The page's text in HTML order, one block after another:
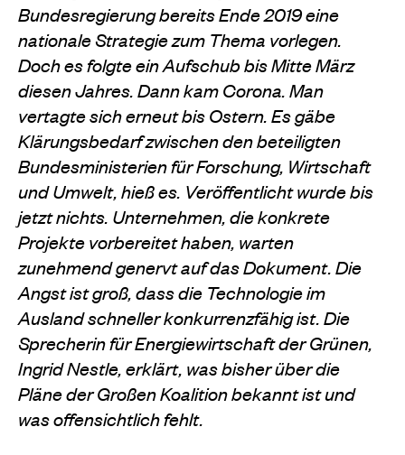
Bundesregierung bereits Ende 2019 eine
nationale Strategie zum Thema vorlegen.
Doch es folgte ein Aufschub bis Mitte März
diesen Jahres. Dann kam Corona. Man
vertagte sich erneut bis Ostern. Es gäbe
Klärungsbedarf zwischen den beteiligten
Bundesministerien für Forschung, Wirtschaft
und Umwelt, hieß es. Veröffentlicht wurde bis
jetzt nichts. Unternehmen, die konkrete
Projekte vorbereitet haben, warten
zunehmend genervt auf das Dokument. Die
Angst ist groß, dass die Technologie im
Ausland schneller konkurrenzfähig ist.Die
Sprecherin für Energiewirtschaft der Grünen,
Ingrid Nestle, erklärt, was bisher über die
Pläne der Großen Koalition bekannt ist und
was offensichtlich fehlt.